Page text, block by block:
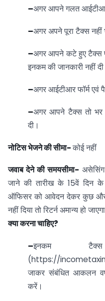
–अगर आपने गलत आईटीआर
–अगर अपने पूरा टैक्स नहीं
–अगर आपने कटे हुए टैक्स
इनकम की जानकारी नहीं
–अगर आईटीआर फॉर्म एवं
–अगर आपने टैक्स तो भर
दी।
नोटिस भेजने की सीमा-कोई नहीं
जवाब देने की समयसीमा-
जाने की तारीख के 15वें दिन
ऑफिसर को आवेदन देकर कुछ
नहीं दिया तो रिटर्न अमान्य हो
क्या करना चाहिए?
–इनकम
(https://
जाकर संबंधित आकलन
करें।